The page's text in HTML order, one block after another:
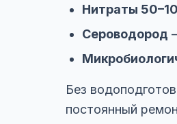
Нитраты
Сероводород
Без
постоянный